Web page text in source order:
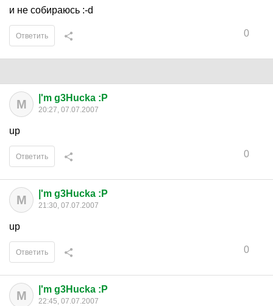
и не собираюсь :-d
0
Ответить
M |'m g3Hucka :P
20:27, 07.07.2007
up
0
Ответить
M |'m g3Hucka :P
21:30, 07.07.2007
up
0
Ответить
M |'m g3Hucka :P
22:45, 07.07.2007